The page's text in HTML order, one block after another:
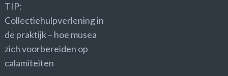
TIP:
Collectiehulpverlening in
de praktijk – hoe musea
zich voorbereiden op
calamiteiten